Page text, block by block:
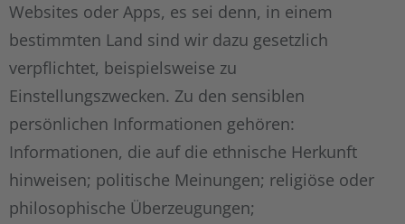
Websites oder Apps, es sei denn, in einem
bestimmten Land sind wir dazu gesetzlich
verpflichtet, beispielsweise zu
Einstellungszwecken. Zu den sensiblen
persönlichen Informationen gehören:
Informationen, die auf die ethnische Herkunft
hinweisen; politische Meinungen; religiöse oder
philosophische Überzeugungen;